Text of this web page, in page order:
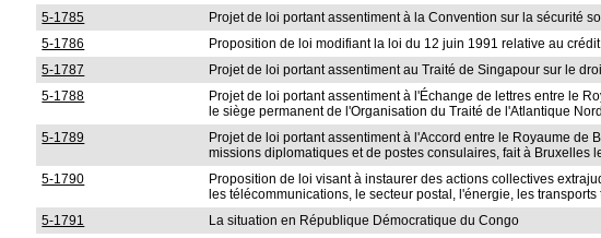
5-1785
Projet de loi portant assentiment à la Convention sur la sécurité
5-1786
Proposition de loi modifiant la loi du 12 juin 1991 relative au
5-1787
Projet de loi portant assentiment au Traité de Singapour sur le
5-1788
Projet de loi portant assentiment à l'Échange de lettres entre le
le siège permanent de l'Organisation du Traité de l'Atlantique
5-1789
Projet de loi portant assentiment à l'Accord entre le Royaume
missions diplomatiques et de postes consulaires, fait à Bruxelles
5-1790
Proposition de loi visant à instaurer des actions collectives
les télécommunications, le secteur postal, l'énergie, les
5-1791 La situation en République Démocratique du Congo